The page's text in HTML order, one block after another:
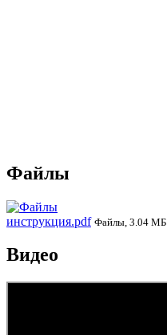
Файлы
инструкция.pdf Файлы, 3.04 МБ
Видео